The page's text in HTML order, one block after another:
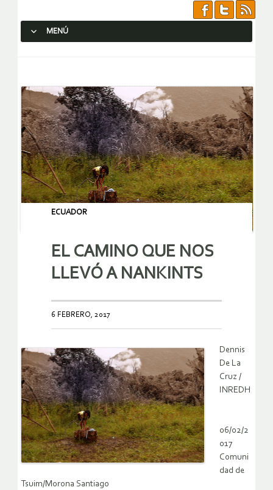
MENÚ
ECUADOR
EL CAMINO QUE NOS
LLEVÓ A NANKINTS
6 FEBRERO, 2017
Dennis
De La
Cruz /
INREDH
06/02/2
017
Comuni
dad de
Tsuim/Morona Santiago